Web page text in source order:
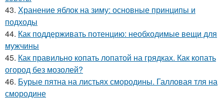
43. Хранение яблок на зиму: основные принципы и
подходы
44. Как поддерживать потенцию: необходимые вещи для
мужчины
45. Как правильно копать лопатой на грядках. Как копать
огород без мозолей?
46. Бурые пятна на листьях смородины. Галловая тля на
смородине